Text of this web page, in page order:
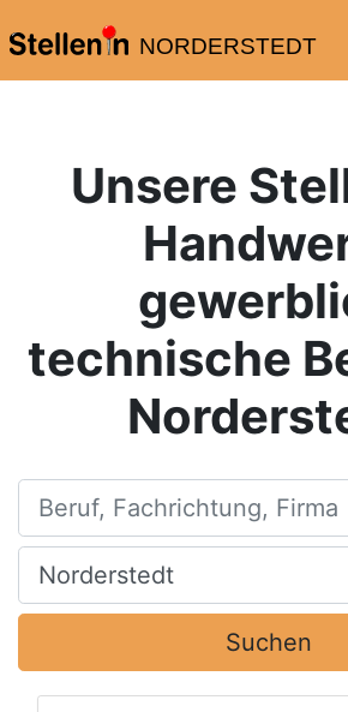
NORDERSTEDT
Unsere
technische
Beruf, Fachrichtung, Firma
Ort, Stadt
Suchen